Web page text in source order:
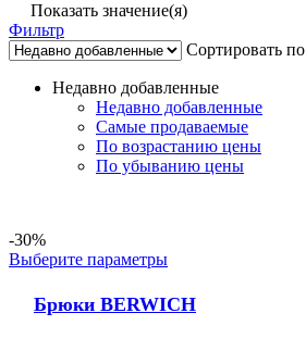
Показать значение(я)
Фильтр
Сортировать по
Недавно добавленные
Недавно добавленные
Самые продаваемые
По возрастанию цены
По убыванию цены
-30%
Выберите параметры
Брюки BERWICH